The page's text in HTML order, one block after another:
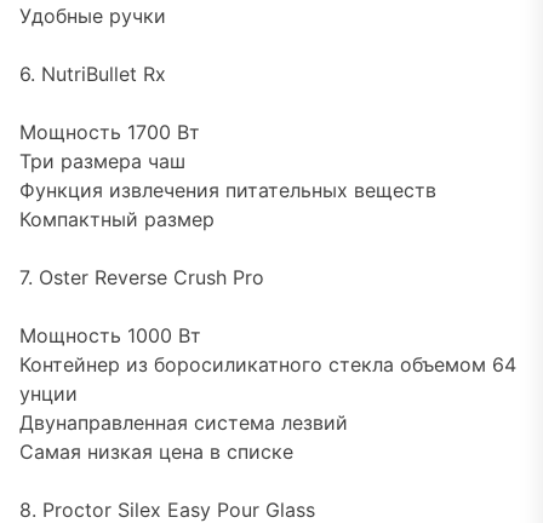
Удобные ручки
6. NutriBullet Rx
Мощность 1700 Вт
Три размера чаш
Функция извлечения питательных веществ
Компактный размер
7. Oster Reverse Crush Pro
Мощность 1000 Вт
Контейнер из боросиликатного стекла объемом 64
унции
Двунаправленная система лезвий
Самая низкая цена в списке
8. Proctor Silex Easy Pour Glass